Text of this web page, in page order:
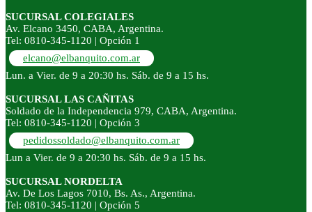
SUCURSAL COLEGIALES
Av. Elcano 3450, CABA, Argentina.
Tel: 0810-345-1120 | Opción 1
elcano@elbanquito.com.ar
Lun. a Vier. de 9 a 20:30 hs. Sáb. de 9 a 15 hs.
SUCURSAL LAS CAÑITAS
Soldado de la Independencia 979, CABA, Argentina.
Tel: 0810-345-1120 | Opción 3
pedidossoldado@elbanquito.com.ar
Lun a Vier. de 9 a 20:30 hs. Sáb. de 9 a 15 hs.
SUCURSAL NORDELTA
Av. De Los Lagos 7010, Bs. As., Argentina.
Tel: 0810-345-1120 | Opción 5